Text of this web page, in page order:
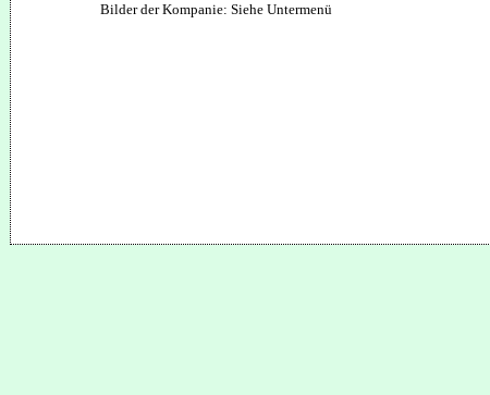
Bilder der Kompanie: Siehe Untermenü